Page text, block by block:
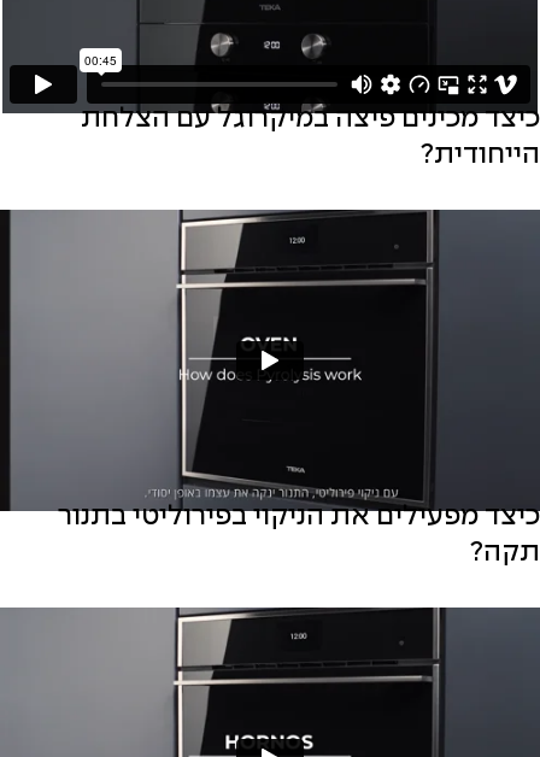
כיצד מכינים פיצה במיקרוגל עם הצלחת
הייחודית?
כיצד מפעילים את הניקוי בפירוליטי בתנור
תקה?